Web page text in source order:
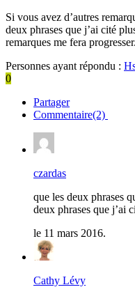
Si vous avez d’autres
deux phrases que j’ai cité
remarques me fera progresser.
Personnes ayant répondu :
0
Partager
Commentaire(2)
czardas
que les deux phrases
deux phrases que j’ai
le 11 mars 2016.
Cathy Lévy